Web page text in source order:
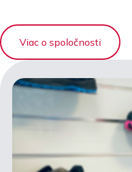
Viac o spoločnosti